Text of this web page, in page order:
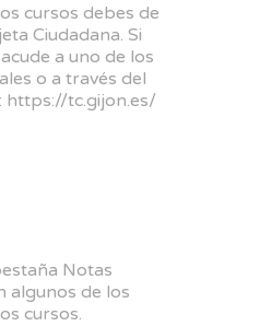
cursos debes de
Ciudadana. Si
a uno de los
o a través del
https://tc.gijon.es/
Notas
algunos de los
cursos.